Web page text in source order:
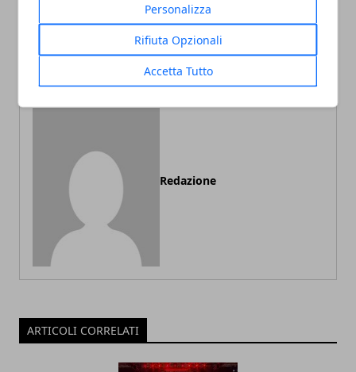
Personalizza
Rifiuta Opzionali
Accetta Tutto
Buongiorno e Buon
immagini nuove 2022
Buongiorno e Buon Giovedì
14 luglio: immagini nuove
2022
Redazione
ARTICOLI CORRELATI